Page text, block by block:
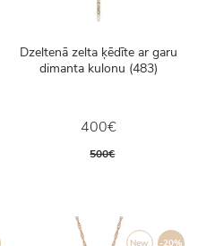
Dzeltenā zelta ķēdīte ar garu
dimanta kulonu (483)
400€
500€